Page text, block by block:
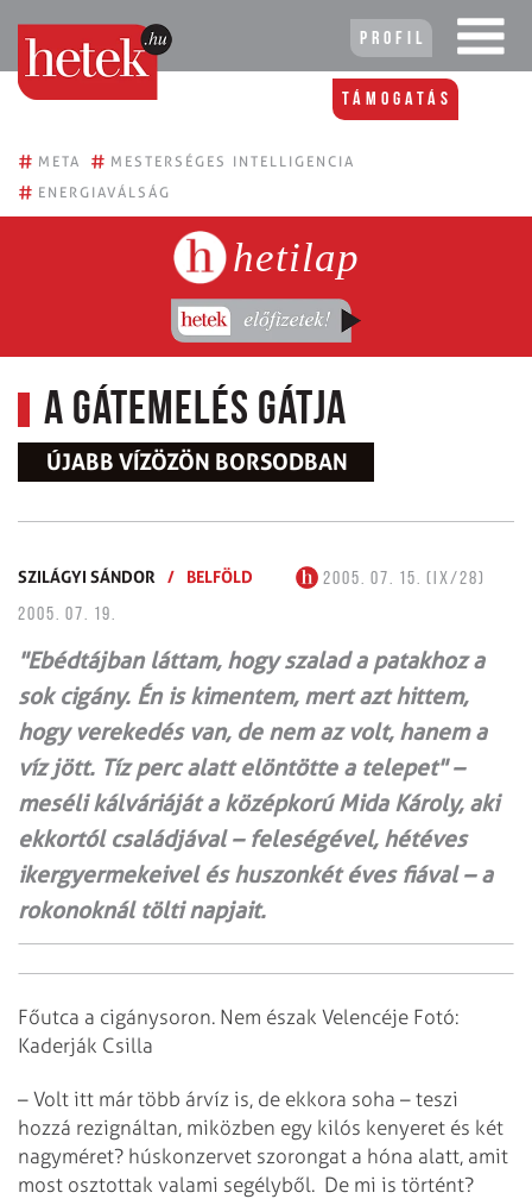
Profil
Támogatás
# META # MESTERSÉGES INTELLIGENCIA
# ENERGIAVÁLSÁG
hetilap
A gátemelés gátja
ÚJABB VÍZÖZÖN BORSODBAN
SZILÁGYI SÁNDOR / BELFÖLD
2005. 07. 15. (IX/28)
2005. 07. 19.
"Ebédtájban láttam, hogy szalad a patakhoz a
sok cigány. Én is kimentem, mert azt hittem,
hogy verekedés van, de nem az volt, hanem a
víz jött. Tíz perc alatt elöntötte a telepet" –
meséli kálváriáját a középkorú Mida Károly, aki
ekkortól családjával – feleségével, hétéves
ikergyermekeivel és huszonkét éves fiával – a
rokonoknál tölti napjait.
Főutca a cigánysoron. Nem észak Velencéje Fotó:
Kaderják Csilla
– Volt itt már több árvíz is, de ekkora soha – teszi
hozzá rezignáltan, miközben egy kilós kenyeret és két
nagyméret? húskonzervet szorongat a hóna alatt, amit
most osztottak valami segélyből. De mi is történt?